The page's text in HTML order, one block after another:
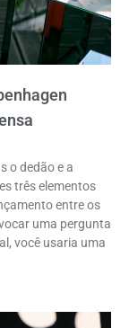
o dedão e a
três elementos
entre os
uma pergunta
você usaria uma